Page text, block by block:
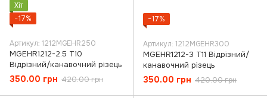
Хіт
−17%
Артикул: 1212MGEHR250
MGEHR1212-2.5 T10
Відрізний/канавочний різець
350.00 грн 420.00 грн
−17%
Артикул: 1212MGEHR300
MGEHR1212-3 T11 Відрізний/
канавочний різець
350.00 грн 420.00 грн